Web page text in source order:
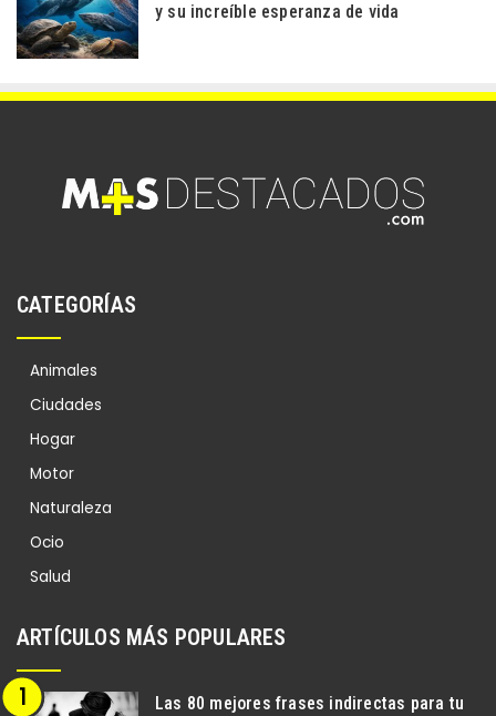
y su increíble esperanza de vida
CATEGORÍAS
Animales
Ciudades
Hogar
Motor
Naturaleza
Ocio
Salud
ARTÍCULOS MÁS POPULARES
Las 80 mejores frases indirectas para tu